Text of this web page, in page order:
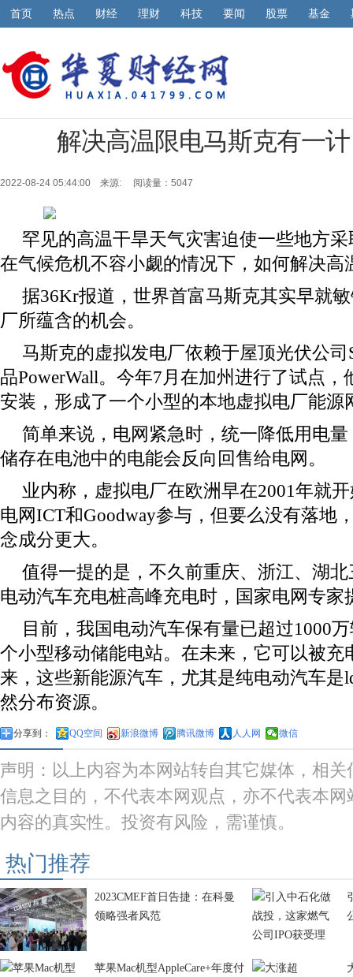
首页 热点 财经 理财 科技 要闻 股票 基金
解决高温限电马斯克有一
2022-08-24 05:44:00 来源: 阅读量：5047
罕见的高温干旱天气灾害迫使一些地方
在气候危机不容小觑的情况下，如何解决高
据36Kr报道，世界首富马斯克其实早就
厂所蕴含的机会。
马斯克的虚拟发电厂依赖于屋顶光伏公
品PowerWall。今年7月在加州进行了试点，
安装，形成了一个小型的本地虚拟电厂能源
简单来说，电网紧急时，统一降低用电
储存在电池中的电能会反向回售给电网。
业内称，虚拟电厂在欧洲早在2001年就
电网ICT和Goodway参与，但要么没有落地
念成分更大。
值得一提的是，不久前重庆、浙江、湖
电动汽车充电桩高峰充电时，国家电网专家
目前，我国电动汽车保有量已超过1000
个小型移动储能电站。在未来，它可以被充
来，这些新能源汽车，尤其是纯电动汽车是
然分布资源。
分享到： QQ空间 新浪微博 腾讯微博 人人网 微信
声明：以上内容为本网站转自其它媒体，相
信息之目的，不代表本网观点，亦不代表本
内容的真实性。投资有风险，需谨慎。
热门推荐
2023CMEF首日告捷：在科曼
领略强者风范
苹果Mac机型AppleCare+年度付